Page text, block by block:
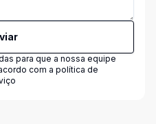
para que a nossa equipe
com a política de